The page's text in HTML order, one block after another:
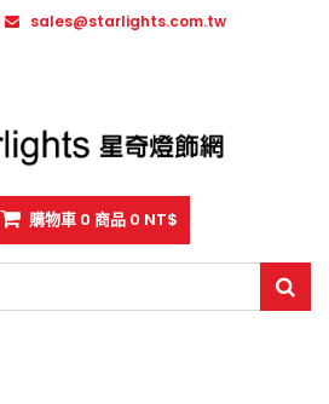
sales@starlights.com.tw
購物車 0 商品 0 NT$